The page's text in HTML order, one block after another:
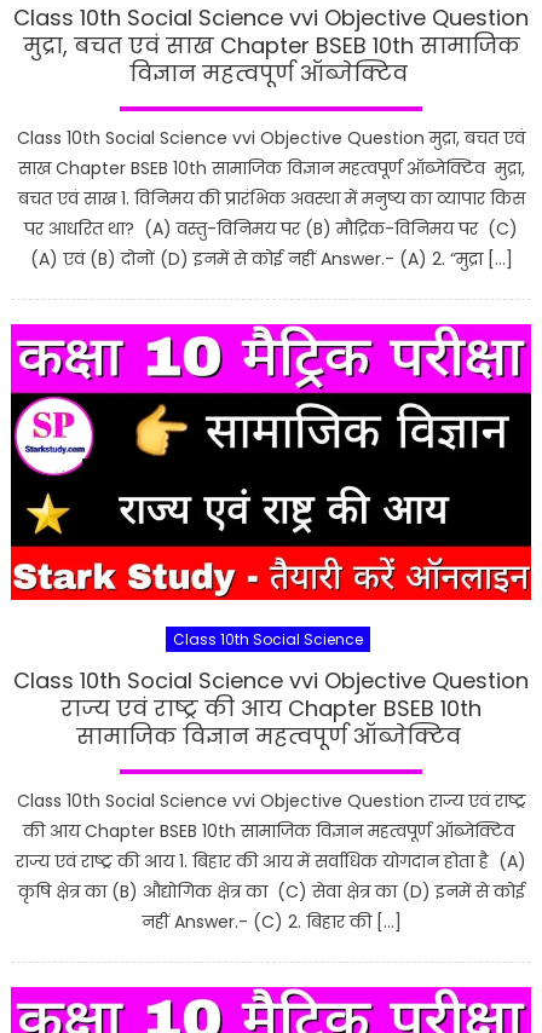
Class 10th Social Science vvi Objective Question
मुद्रा, बचत एवं साख Chapter BSEB 10th सामाजिक
विज्ञान महत्वपूर्ण ऑब्जेक्टिव
Class 10th Social Science vvi Objective Question मुद्रा, बचत एवं
साख Chapter BSEB 10th सामाजिक विज्ञान महत्वपूर्ण ऑब्जेक्टिव मुद्रा,
बचत एवं साख 1. विनिमय की प्रारंभिक अवस्था में मनुष्य का व्यापार किस
पर आधरित था? (A) वस्तु-विनिमय पर (B) मौद्रिक-विनिमय पर (C)
(A) एवं (B) दोनों (D) इनमें से कोई नहीं Answer.- (A) 2. “मुद्रा […]
Class 10th Social Science
Class 10th Social Science vvi Objective Question
राज्य एवं राष्ट्र की आय Chapter BSEB 10th
सामाजिक विज्ञान महत्वपूर्ण ऑब्जेक्टिव
Class 10th Social Science vvi Objective Question राज्य एवं राष्ट्र
की आय Chapter BSEB 10th सामाजिक विज्ञान महत्वपूर्ण ऑब्जेक्टिव
राज्य एवं राष्ट्र की आय 1. बिहार की आय में सर्वाधिक योगदान होता है (A)
कृषि क्षेत्र का (B) औद्योगिक क्षेत्र का (C) सेवा क्षेत्र का (D) इनमें से कोई
नहीं Answer.- (C) 2. बिहार की […]